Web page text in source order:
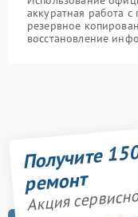
аккуратная работа
резервное
восстановление
Получите
ремонт
Акция